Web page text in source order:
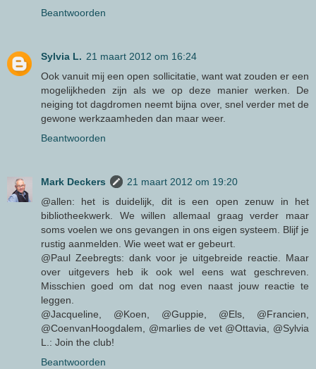
Beantwoorden
Sylvia L. 21 maart 2012 om 16:24
Ook vanuit mij een open sollicitatie, want wat zouden er een
mogelijkheden zijn als we op deze manier werken. De
neiging tot dagdromen neemt bijna over, snel verder met de
gewone werkzaamheden dan maar weer.
Beantwoorden
Mark Deckers
21 maart 2012 om 19:20
@allen: het is duidelijk, dit is een open zenuw in het
bibliotheekwerk. We willen allemaal graag verder maar
soms voelen we ons gevangen in ons eigen systeem. Blijf je
rustig aanmelden. Wie weet wat er gebeurt.
@Paul Zeebregts: dank voor je uitgebreide reactie. Maar
over uitgevers heb ik ook wel eens wat geschreven.
Misschien goed om dat nog even naast jouw reactie te
leggen.
@Jacqueline, @Koen, @Guppie, @Els, @Francien,
@CoenvanHoogdalem, @marlies de vet @Ottavia, @Sylvia
L.: Join the club!
Beantwoorden